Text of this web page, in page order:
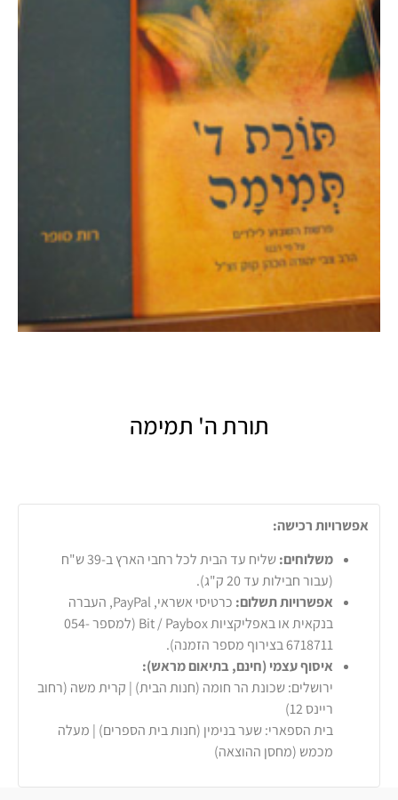
תורת ה' תמימה
אפשרויות רכישה:
משלוחים:
שליח עד הבית לכל רחבי הארץ ב-39 ש"ח
(עבור חבילות עד 20 ק"ג).
אפשרויות תשלום:
כרטיסי אשראי, PayPal, העברה
בנקאית או באפליקציות Bit / Paybox (למספר 054-
6718711 בצירוף מספר הזמנה).
איסוף עצמי (חינם, בתיאום מראש):
ירושלים: שכונת הר חומה (חנות הבית) | קרית משה (רחוב
ריינס 12)
בית הספארי: שער בנימין (חנות בית הספרים) | מעלה
מכמש (מחסן ההוצאה)